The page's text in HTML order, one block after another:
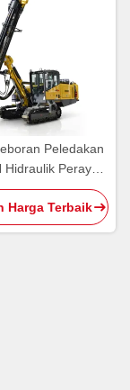
Peledakan
Hidraulik Perayap
JC650
Harga Terbaik